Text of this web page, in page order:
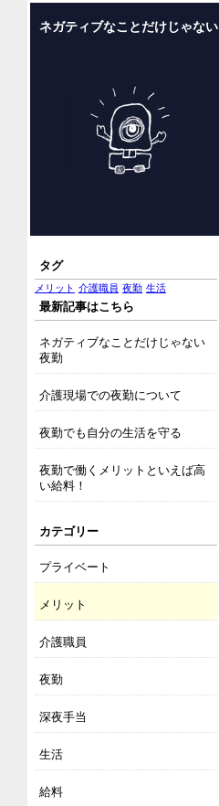
ネガティブなことだけじゃない
タグ
メリット 介護職員 夜勤 生活
最新記事はこちら
ネガティブなことだけじゃない
夜勤
介護現場での夜勤について
夜勤でも自分の生活を守る
夜勤で働くメリットといえば高
い給料！
カテゴリー
プライベート
メリット
介護職員
夜勤
深夜手当
生活
給料